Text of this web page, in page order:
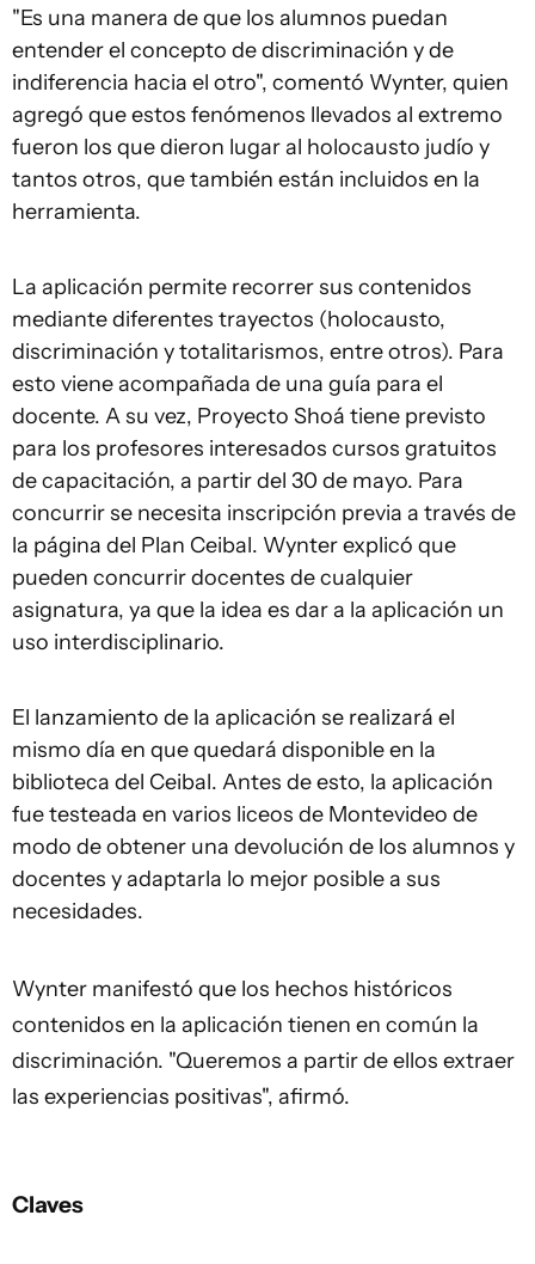
"Es una manera de que los alumnos puedan
entender el concepto de discriminación y de
indiferencia hacia el otro", comentó Wynter, quien
agregó que estos fenómenos llevados al extremo
fueron los que dieron lugar al holocausto judío y
tantos otros, que también están incluidos en la
herramienta.
La aplicación permite recorrer sus contenidos
mediante diferentes trayectos (holocausto,
discriminación y totalitarismos, entre otros). Para
esto viene acompañada de una guía para el
docente. A su vez, Proyecto Shoá tiene previsto
para los profesores interesados cursos gratuitos
de capacitación, a partir del 30 de mayo. Para
concurrir se necesita inscripción previa a través de
la página del Plan Ceibal. Wynter explicó que
pueden concurrir docentes de cualquier
asignatura, ya que la idea es dar a la aplicación un
uso interdisciplinario.
El lanzamiento de la aplicación se realizará el
mismo día en que quedará disponible en la
biblioteca del Ceibal. Antes de esto, la aplicación
fue testeada en varios liceos de Montevideo de
modo de obtener una devolución de los alumnos y
docentes y adaptarla lo mejor posible a sus
necesidades.
Wynter manifestó que los hechos históricos
contenidos en la aplicación tienen en común la
discriminación. "Queremos a partir de ellos extraer
las experiencias positivas", afirmó.
Claves